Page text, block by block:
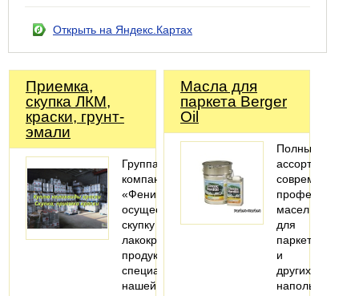
Открыть на Яндекс.Картах
Приемка,
скупка ЛКМ,
краски, грунт-
эмали
Группа
компаний
«Феникс»
осуществляет
скупку
лакокрасочной
продукции,
специалисты
нашей
Масла для
паркета Berger
Oil
Полный
ассортимент
современных
масел
для
паркета
и
других
напольных